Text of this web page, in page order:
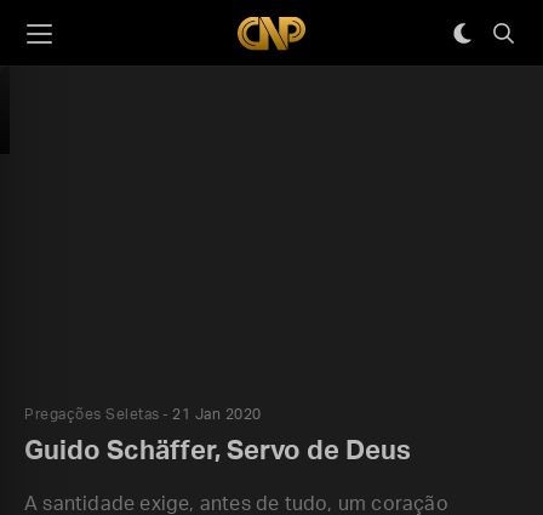
Pregações Seletas 21 Jan 2020
Guido Schäffer, Servo de Deus
A santidade exige, antes de tudo, um coração